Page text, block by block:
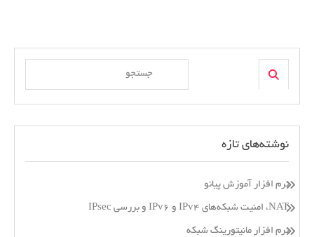
نوشته‌های تازه
نرم افزار آموزش پیانو
NAT، امنیت شبکه‌های IPv4 و IPv6 و بررسی IPsec
نرم افزار مانیتورینگ شبکه